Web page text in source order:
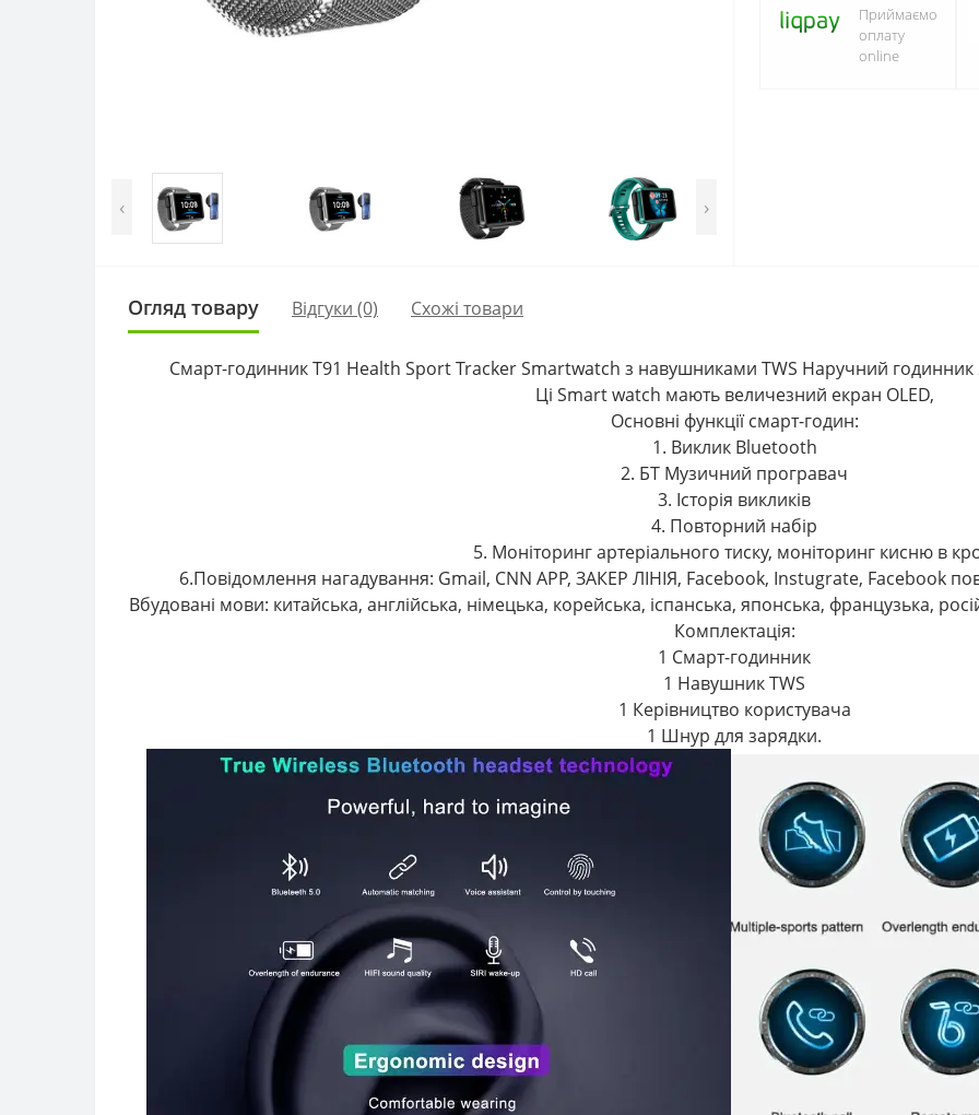
‹ ›
Приймаємо
оплату
online
Огляд товару Відгуки (0) Схожі товари
Смарт-годинник T91 Health Sport Tracker Smartwatch з навушниками TWS Наручний
Ці Smart watch мають величезний екран OLED,
Основні функції смарт-годин:
1. Виклик Bluetooth
2. БТ Музичний програвач
3. Історія викликів
4. Повторний набір
5. Моніторинг артеріального тиску, моніторинг кисню в
6.Повідомлення нагадування: Gmail, CNN APP, ЗАКЕР ЛІНІЯ, Facebook, Instugrate, Facebook
Вбудовані мови: китайська, англійська, німецька, корейська, іспанська, японська, французька,
Комплектація:
1 Смарт-годинник
1 Навушник TWS
1 Керівництво користувача
1 Шнур для зарядки.